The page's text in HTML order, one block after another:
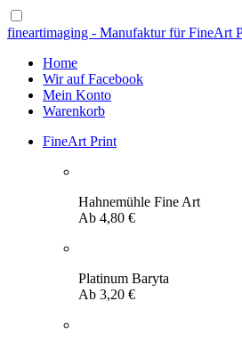
fineartimaging - Manufaktur für FineArt
Home
Wir auf Facebook
Mein Konto
Warenkorb
FineArt Print
Hahnemühle Fine Art
Ab 4,80 €
Platinum Baryta
Ab 3,20 €